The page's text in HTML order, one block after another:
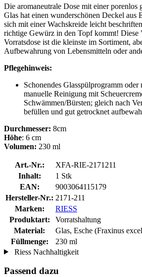
Die aromaneutrale Dose mit einer porenlos
Glas hat einen wunderschönen Deckel aus
sich mit einer Wachskreide leicht
richtige Gewürz in den Topf kommt! Diese
Vorratsdose ist die kleinste im Sortiment,
Aufbewahrung von Lebensmitteln oder
Pflegehinweis:
Schonendes Glasspülprogramm oder
manuelle Reinigung mit
Schwämmen/Bürsten; gleich nach
befüllen und gut getrocknet
Durchmesser: 8cm
Höhe: 6 cm
Volumen: 230 ml
Art.-Nr.:
XFA-RIE-2171211
Inhalt:
1 Stk
EAN:
9003064115179
Hersteller-Nr.: 2171-211
Marken:
RIESS
Produktart:
Vorratshaltung
Material:
Glas, Esche (Fraxinus
Füllmenge:
230 ml
Riess Nachhaltigkeit
Passend dazu